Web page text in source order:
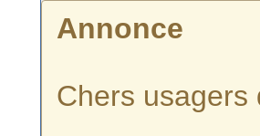
Annonce
Chers usagers